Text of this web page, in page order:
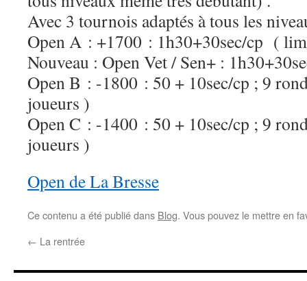
Avec 3 tournois adaptés à tous les
Open A : +1700 : 1h30+30sec/cp (
Nouveau : Open Vet / Sen+ :
Open B : -1800 : 50 + 10sec/cp ; 9
joueurs )
Open C : -1400 : 50 + 10sec/cp ; 9
joueurs )
Open de La Bresse
Ce contenu a été publié dans Blog. Vous pouvez le mettre en
← La rentrée